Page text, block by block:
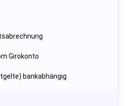
Girokonto
bankabhängig